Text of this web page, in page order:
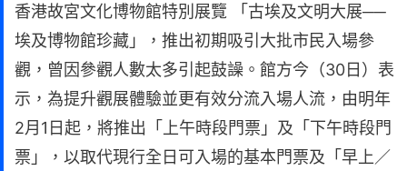
香港故宮文化博物館特別展覽 「古埃及文明大展──
埃及博物館珍藏」，推出初期吸引大批市民入場參
觀，曾因參觀人數太多引起鼓譟。館方今（30日）表
示，為提升觀展體驗並更有效分流入場人流，由明年
2月1日起，將推出「上午時段門票」及「下午時段門
票」，以取代現行全日可入場的基本門票及「早上／